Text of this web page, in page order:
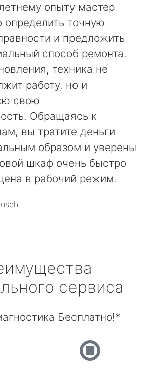
опыту мастер
точную
и предложить
способ ремонта.
техника не
работу, но и
свою
Обращаясь к
вы тратите деньги
образом и уверены
шкаф очень быстро
в рабочий режим.
сервиса
Бесплатно!*